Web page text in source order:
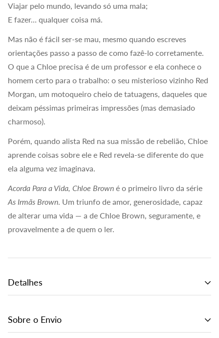
Viajar pelo mundo, levando só uma mala;
E fazer… qualquer coisa má.
Mas não é fácil ser-se mau, mesmo quando escreves
orientações passo a passo de como fazê-lo corretamente.
O que a Chloe precisa é de um professor e ela conhece o
homem certo para o trabalho: o seu misterioso vizinho Red
Morgan, um motoqueiro cheio de tatuagens, daqueles que
deixam péssimas primeiras impressões (mas demasiado
charmoso).
Porém, quando alista Red na sua missão de rebelião, Chloe
aprende coisas sobre ele e Red revela-se diferente do que
ela alguma vez imaginava.
Acorda Para a Vida, Chloe Brown é o primeiro livro da série
As Irmãs Brown . Um triunfo de amor, generosidade, capaz
de alterar uma vida — a de Chloe Brown, seguramente, e
provavelmente a de quem o ler.
Detalhes
Sobre o Envio